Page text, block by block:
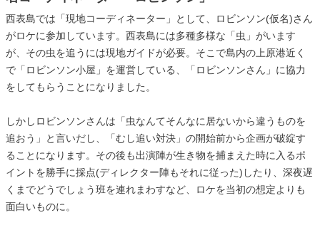
西表島では「現地コーディネーター」として、ロビンソン(仮名)さん
がロケに参加しています。西表島には多種多様な「虫」がいます
が、その虫を追うには現地ガイドが必要。そこで島内の上原港近く
で「ロビンソン小屋」を運営している、「ロビンソンさん」に協力
をしてもらうことになりました。
しかしロビンソンさんは「虫なんてそんなに居ないから違うものを
追おう」と言いだし、「むし追い対決」の開始前から企画が破綻す
ることになります。その後も出演陣が生き物を捕まえた時に入るポ
イントを勝手に採点(ディレクター陣もそれに従った)したり、深夜遅
くまでどうでしょう班を連れまわすなど、ロケを当初の想定よりも
面白いものに。